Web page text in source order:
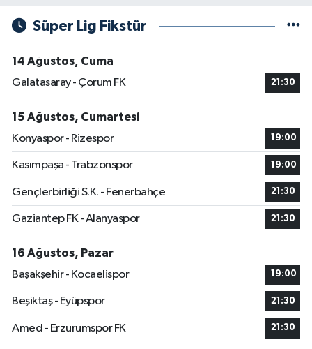
Süper Lig Fikstür
14 Ağustos, Cuma
Galatasaray - Çorum FK
21:30
15 Ağustos, Cumartesi
Konyaspor - Rizespor
19:00
Kasımpaşa - Trabzonspor 19:00
Gençlerbirliği S.K. - Fenerbahçe 21:30
Gaziantep FK - Alanyaspor 21:30
16 Ağustos, Pazar
Başakşehir - Kocaelispor
19:00
Beşiktaş - Eyüpspor 21:30
Amed - Erzurumspor FK 21:30